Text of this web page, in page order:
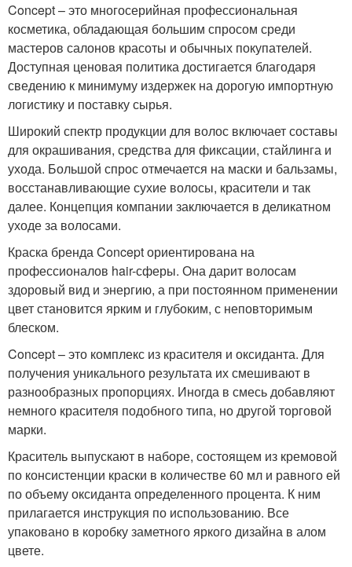
Concept – это многосерийная профессиональная
косметика, обладающая большим спросом среди
мастеров салонов красоты и обычных покупателей.
Доступная ценовая политика достигается благодаря
сведению к минимуму издержек на дорогую импортную
логистику и поставку сырья.
Широкий спектр продукции для волос включает составы
для окрашивания, средства для фиксации, стайлинга и
ухода. Большой спрос отмечается на маски и бальзамы,
восстанавливающие сухие волосы, красители и так
далее. Концепция компании заключается в деликатном
уходе за волосами.
Краска бренда Concept ориентирована на
профессионалов hair-сферы. Она дарит волосам
здоровый вид и энергию, а при постоянном применении
цвет становится ярким и глубоким, с неповторимым
блеском.
Concept – это комплекс из красителя и оксиданта. Для
получения уникального результата их смешивают в
разнообразных пропорциях. Иногда в смесь добавляют
немного красителя подобного типа, но другой торговой
марки.
Краситель выпускают в наборе, состоящем из кремовой
по консистенции краски в количестве 60 мл и равного ей
по объему оксиданта определенного процента. К ним
прилагается инструкция по использованию. Все
упаковано в коробку заметного яркого дизайна в алом
цвете.